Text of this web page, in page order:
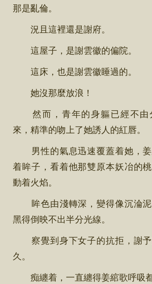
那是亂倫。
況且這裡還是謝府。
這屋子，是謝雲徽的偏院。
這床，也是謝雲徽睡過的。
她沒那麼放浪！
然而，青年的身軀已經不由
來，精準的吻上了她誘人的紅唇。
男性的氣息迅速覆蓋着她，姜
着眸子，看着他那雙原本妖冶的
動着火焰。
眸色由淺轉深，變得像沉淪泥
黑得倒映不出半分光線。
察覺到身下女子的抗拒，謝予
久。
痴纏着，一直纏得姜綰歌呼吸都